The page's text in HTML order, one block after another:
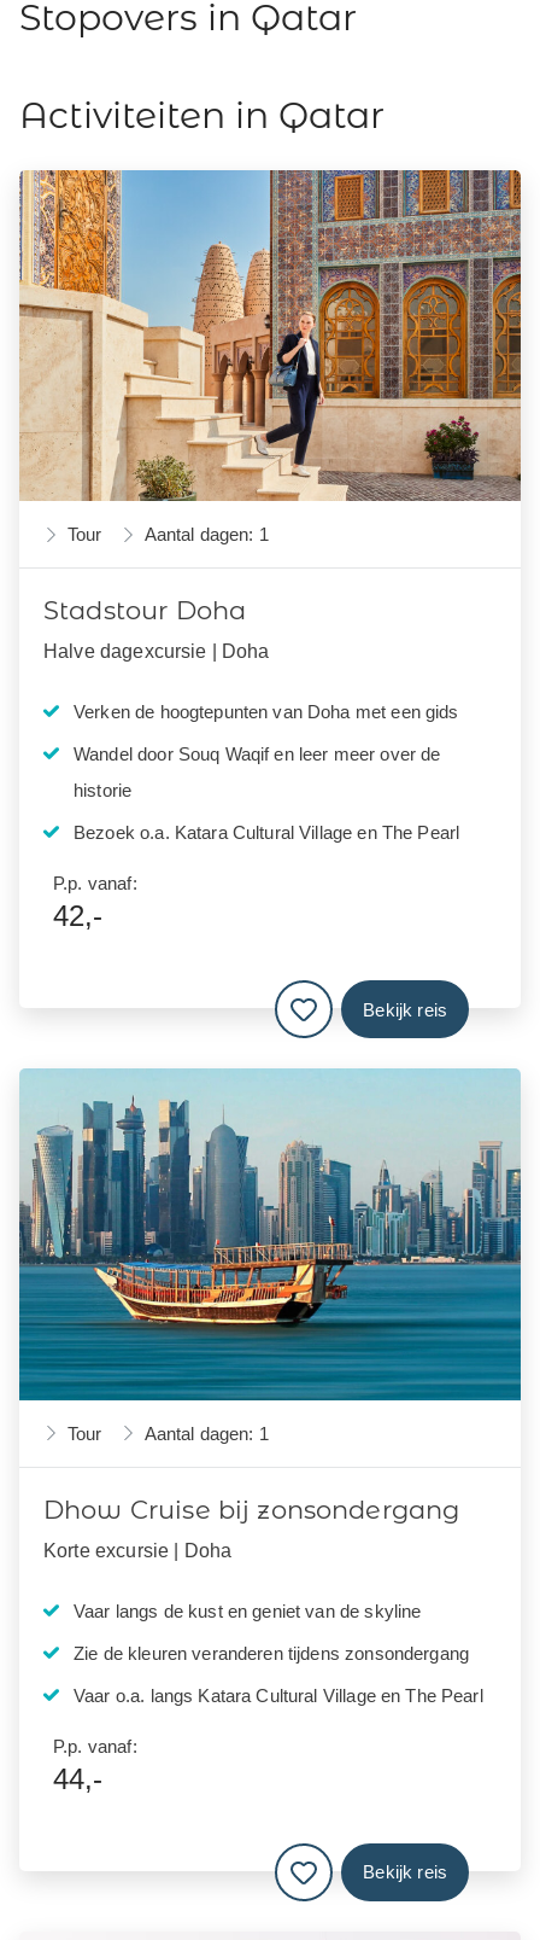
Stopovers in Qatar
Activiteiten in Qatar
Tour Aantal dagen: 1
Stadstour Doha
Halve dagexcursie | Doha
Verken de hoogtepunten van Doha met een gids
Wandel door Souq Waqif en leer meer over de
historie
Bezoek o.a. Katara Cultural Village en The Pearl
P.p. vanaf:
42,-
Bekijk reis
Tour Aantal dagen: 1
Dhow Cruise bij zonsondergang
Korte excursie | Doha
Vaar langs de kust en geniet van de skyline
Zie de kleuren veranderen tijdens zonsondergang
Vaar o.a. langs Katara Cultural Village en The Pearl
P.p. vanaf:
44,-
Bekijk reis